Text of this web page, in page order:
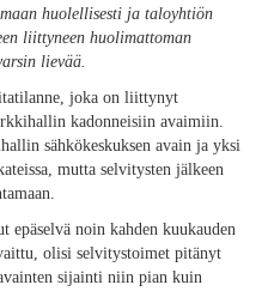
huolellisesti ja taloyhtiön
liittyneen huolimattoman
lievää.
joka on liittynyt
kadonneisiin avaimiin.
sähkökeskuksen avain ja yksi
mutta selvitysten jälkeen
epäselvä noin kahden kuukauden
olisi selvitystoimet pitänyt
sijainti niin pian kuin